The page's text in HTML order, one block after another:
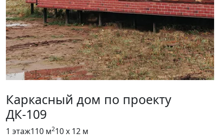
Каркасный дом по проекту
ДК-109
1 этаж110 м210 x 12 м